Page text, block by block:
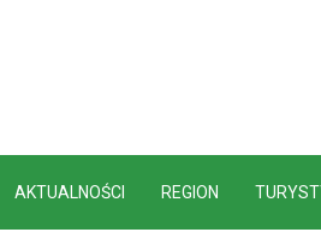
AKTUALNOŚCI REGION